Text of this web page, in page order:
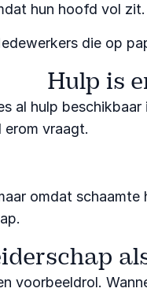
hun hoofd vol zit.
die op
Hulp is
al hulp
erom vraagt.
omdat
voorbeeldrol.